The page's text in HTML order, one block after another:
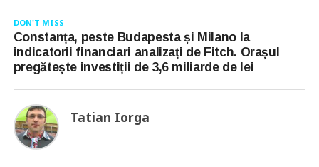
DON'T MISS
Constanța, peste Budapesta și Milano la
indicatorii financiari analizați de Fitch. Orașul
pregătește investiții de 3,6 miliarde de lei
Tatian Iorga